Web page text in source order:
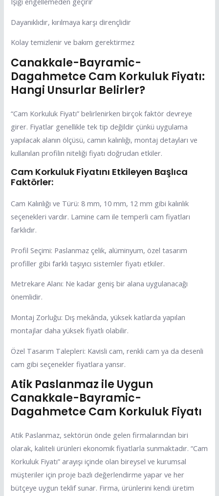
Dayanıklıdır, kırılmaya karşı dirençlidir
Kolay temizlenir ve bakım gerektirmez
Canakkale-Bayramic-
Dagahmetce Cam Korkuluk Fiyatı:
Hangi Unsurlar Belirler?
“Cam Korkuluk Fiyatı” belirlenirken birçok faktör devreye
girer. Fiyatlar genellikle tek tip değildir çünkü uygulama
yapılacak alanın ölçüsü, camın kalınlığı, montaj detayları ve
kullanılan profilin niteliği fiyatı doğrudan etkiler.
Cam Korkuluk Fiyatını Etkileyen Başlıca
Faktörler:
Cam Kalınlığı ve Türü: 8 mm, 10 mm, 12 mm gibi kalınlık
seçenekleri vardır. Lamine cam ile temperli cam fiyatları
farklıdır.
Profil Seçimi: Paslanmaz çelik, alüminyum, özel tasarım
profiller gibi farklı taşıyıcı sistemler fiyatı etkiler.
Metrekare Alanı: Ne kadar geniş bir alana uygulanacağı
önemlidir.
Montaj Zorluğu: Dış mekânda, yüksek katlarda yapılan
montajlar daha yüksek fiyatlı olabilir.
Özel Tasarım Talepleri: Kavisli cam, renkli cam ya da desenli
cam gibi seçenekler fiyatlara yansır.
Atik Paslanmaz ile Uygun
Canakkale-Bayramic-
Dagahmetce Cam Korkuluk Fiyatı
Atik Paslanmaz, sektörün önde gelen firmalarından biri
olarak, kaliteli ürünleri ekonomik fiyatlarla sunmaktadır. “Cam
Korkuluk Fiyatı” arayışı içinde olan bireysel ve kurumsal
müşteriler için proje bazlı değerlendirme yapar ve her
bütçeye uygun teklif sunar. Firma, ürünlerini kendi üretim